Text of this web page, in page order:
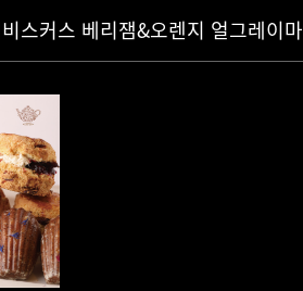
스커스 베리잼&오렌지 얼그레이